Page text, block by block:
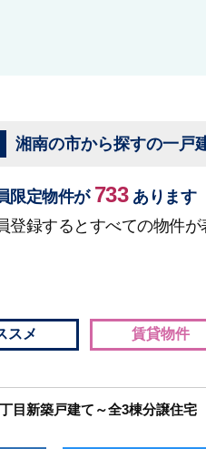
湘南の市から探すの一戸
限定物件が 733 あります
登録するとすべての物件
スメ 賃貸物件
目新築戸建て～全3棟分譲住宅